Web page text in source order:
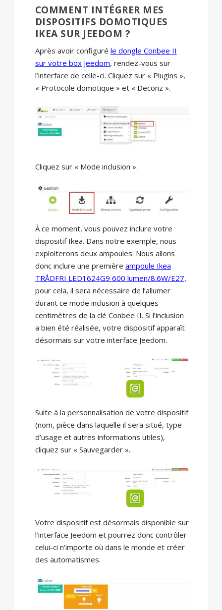
COMMENT INTÉGRER MES
DISPOSITIFS DOMOTIQUES
IKEA SUR JEEDOM ?
Après avoir configuré le dongle Conbee II
sur votre box Jeedom, rendez-vous sur
l’interface de celle-ci. Cliquez sur « Plugins »,
« Protocole domotique » et « Deconz ».
Cliquez sur « Mode inclusion ».
À ce moment, vous pouvez inclure votre
dispositif Ikea. Dans notre exemple, nous
exploiterons deux ampoules. Nous allons
donc inclure une première ampoule Ikea
TRÅDFRI LED1624G9 600 lumen/8.6W/E27,
pour cela, il sera nécessaire de l’allumer
durant ce mode inclusion à quelques
centimètres de la clé Conbee II. Si l’inclusion
a bien été réalisée, votre dispositif apparaît
désormais sur votre interface Jeedom.
Suite à la personnalisation de votre dispositif
(nom, pièce dans laquelle il sera situé, type
d’usage et autres informations utiles),
cliquez sur « Sauvegarder ».
Votre dispositif est désormais disponible sur
l’interface Jeedom et pourrez donc contrôler
celui-ci n’importe où dans le monde et créer
des automatismes.